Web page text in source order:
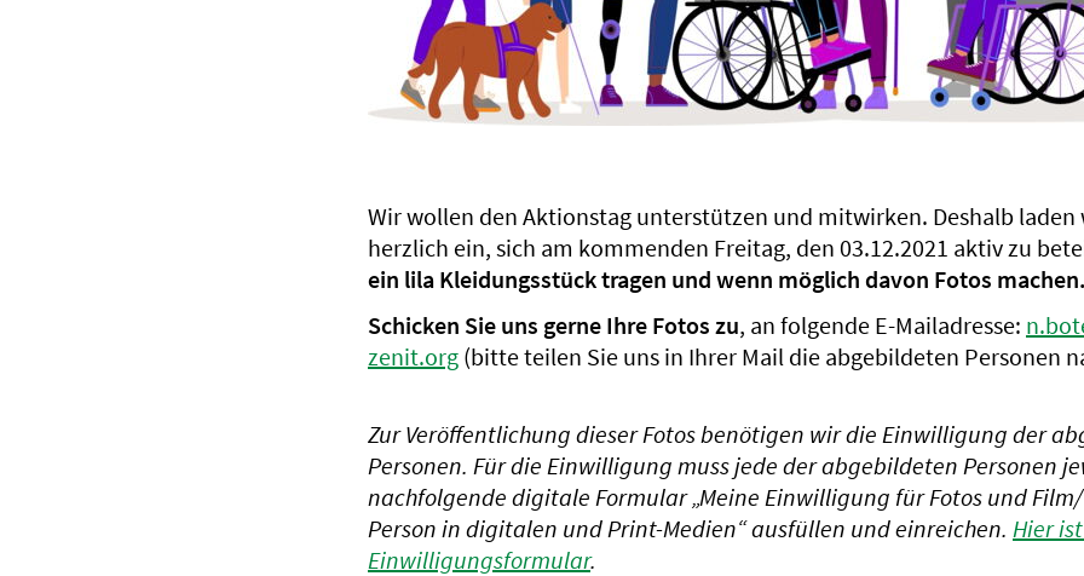
Wir wollen den Aktionstag unterstützen und mitwirken. Deshalb laden
herzlich ein, sich am kommenden Freitag, den 03.12.2021 aktiv zu
ein lila Kleidungsstück tragen und wenn möglich davon Fotos machen.
Schicken Sie uns gerne Ihre Fotos zu, an folgende E-Mailadresse:
zenit.org (bitte teilen Sie uns in Ihrer Mail die abgebildeten Personen
Zur Veröffentlichung dieser Fotos benötigen wir die Einwilligung der
Personen. Für die Einwilligung muss jede der abgebildeten Personen
nachfolgende digitale Formular „Meine Einwilligung für Fotos und
Person in digitalen und Print-Medien“ ausfüllen und einreichen. Hier
Einwilligungsformular.